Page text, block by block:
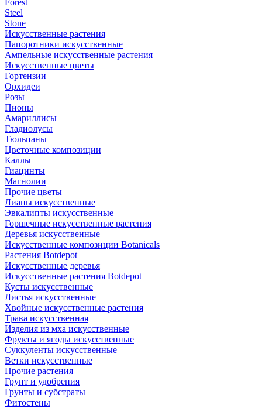
Steel
Stone
Искусственные растения
Папоротники искусственные
Ампельные искусственные растения
Искусственные цветы
Гортензии
Орхидеи
Розы
Пионы
Амариллисы
Гладиолусы
Тюльпаны
Цветочные композиции
Каллы
Гиацинты
Магнолии
Прочие цветы
Лианы искусственные
Эвкалипты искусственные
Горшечные искусственные растения
Деревья искусственные
Искусственные композиции Botanicals
Растения Botdepot
Искусственные деревья
Искусственные растения Botdepot
Кусты искусственные
Листья искусственные
Хвойные искусственные растения
Трава искусственная
Изделия из мха искусственные
Фрукты и ягоды искусственные
Суккуленты искусственные
Ветки искусственные
Прочие растения
Грунт и удобрения
Грунты и субстраты
Фитостены